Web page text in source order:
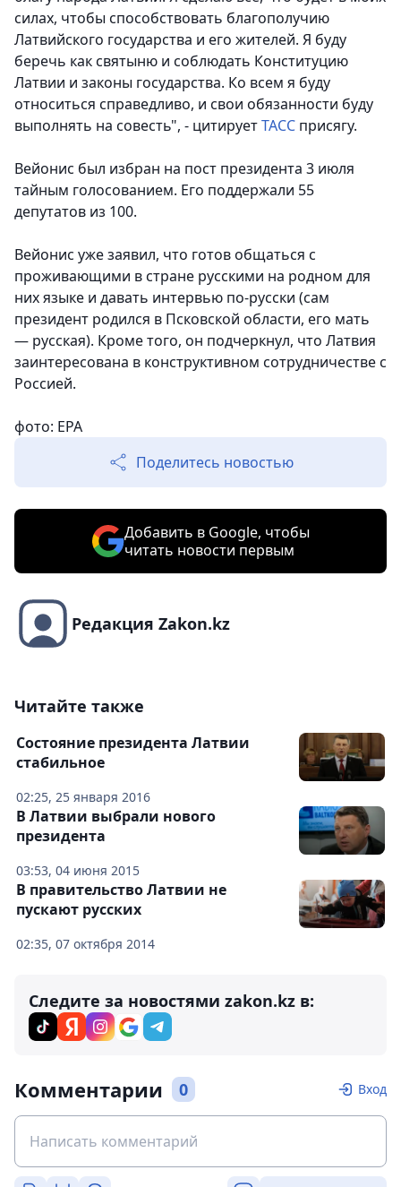
силах, чтобы способствовать благополучию
Латвийского государства и его жителей. Я буду
беречь как святыню и соблюдать Конституцию
Латвии и законы государства. Ко всем я буду
относиться справедливо, и свои обязанности буду
выполнять на совесть", - цитируетТАСС присягу.
Вейонис был избран на пост президента 3 июля
тайным голосованием. Его поддержали 55
депутатов из 100.
Вейонис уже заявил, что готов общаться с
проживающими в стране русскими на родном для
них языке и давать интервью по-русски (сам
президент родился в Псковской области, его мать
— русская). Кроме того, он подчеркнул, что Латвия
заинтересована в конструктивном сотрудничестве с
Россией.
фото: ЕРА
Поделитесь новостью
Добавить в Google, чтобы
читать новости первым
Редакция Zakon.kz
Читайте также
02:25, 25 января 2016
Состояние президента Латвии
стабильное
03:53, 04 июня 2015
В Латвии выбрали нового
президента
02:35, 07 октября 2014
В правительство Латвии не
пускают русских
Следите за новостями zakon.kz в:
Комментарии 0 Вход